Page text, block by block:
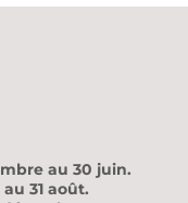
au 30 juin.
31 août.